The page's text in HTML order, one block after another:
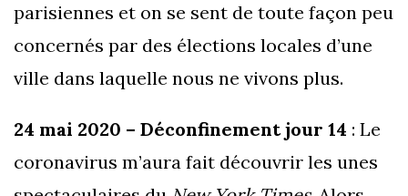
parisiennes et on se sent de toute façon peu
concernés par des élections locales d’une
ville dans laquelle nous ne vivons plus.
24 mai 2020 – Déconfinement jour 14 : Le
coronavirus m’aura fait découvrir les unes